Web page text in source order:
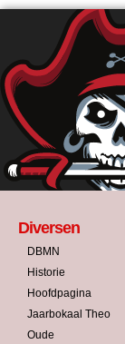
Diversen
DBMN
Historie
Hoofdpagina
Jaarbokaal Theo
Oude